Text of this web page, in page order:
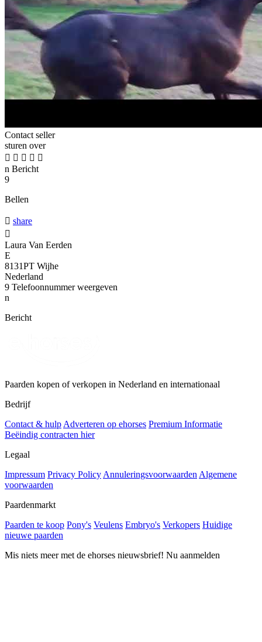
Contact seller
sturen over
    
n Bericht
9
Bellen
 share

Laura Van Eerden
E
8131PT Wijhe
Nederland
9 Telefoonnummer weergeven
n
Bericht
Paarden kopen of verkopen in Nederland en internationaal
Bedrijf
Contact & hulp Adverteren op ehorses Premium Informatie
Beëindig contracten hier
Legaal
Impressum Privacy Policy Annuleringsvoorwaarden Algemene
voorwaarden
Paardenmarkt
Paarden te koop Pony's Veulens Embryo's Verkopers Huidige
nieuwe paarden
Mis niets meer met de ehorses nieuwsbrief! Nu aanmelden